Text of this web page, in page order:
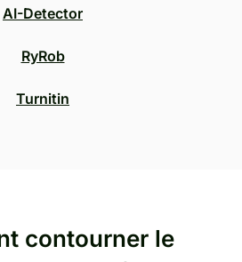
AI-Detector
RyRob
Turnitin
contourner le